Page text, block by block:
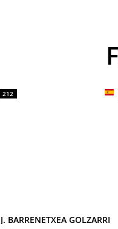
212
J. BARRENETXEA GOLZARRI